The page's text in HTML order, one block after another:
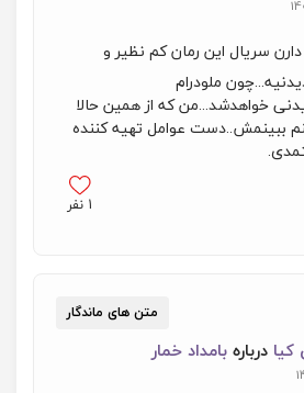
سریال این رمان کم نظیر و
ملودرام
خواهدشد...من که از همین حالا
ببینمش..دست عوامل تهیه کننده
1 نفر
دربارهبامداد خمار
متن های ماندگار